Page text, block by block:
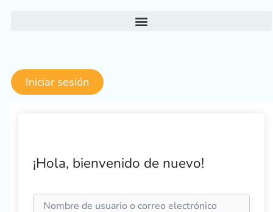
Iniciar sesión
¡Hola, bienvenido de nuevo!